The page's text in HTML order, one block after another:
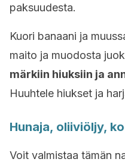
paksuudesta.
Kuori banaani ja
maito ja muodosta
märkiin hiuksiin ja
Huuhtele hiukset ja
Hunaja, oliiviöljy,
Voit valmistaa tämän